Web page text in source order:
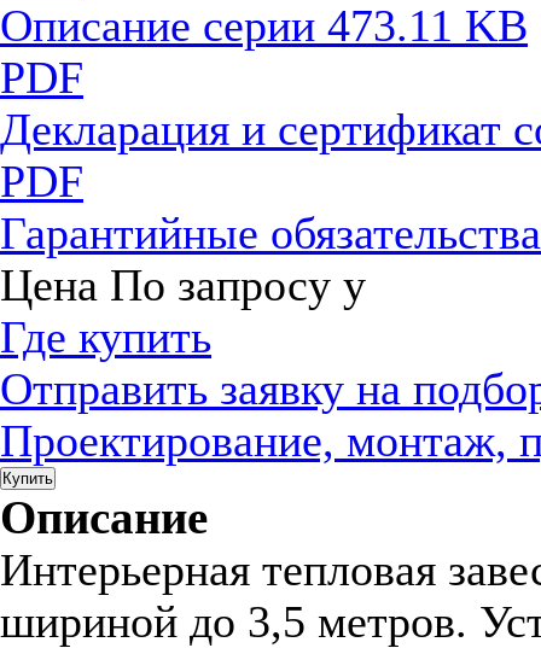
Описание серии 473.11 KB
PDF
Декларация и сертификат
PDF
Гарантийные
Цена По запросу у
Где купить
Отправить заявку на
Проектирование, монтаж,
Купить
Описание
Интерьерная тепловая
шириной до 3,5 метров.